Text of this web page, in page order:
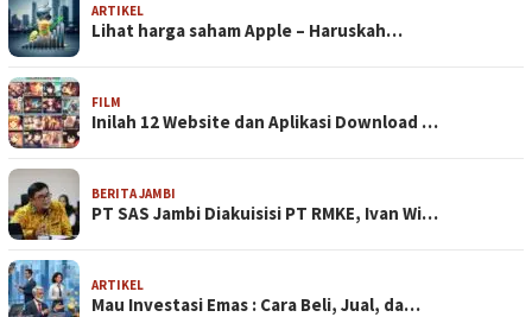
ARTIKEL
Lihat harga saham Apple – Haruskah…
FILM
Inilah 12 Website dan Aplikasi Download …
BERITA JAMBI
PT SAS Jambi Diakuisisi PT RMKE, Ivan Wi…
ARTIKEL
Mau Investasi Emas : Cara Beli, Jual, da…